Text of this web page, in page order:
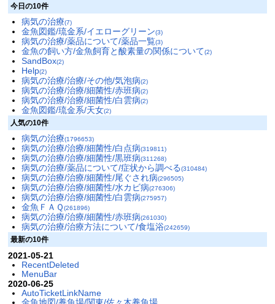
今日の10件
病気の治療(7)
金魚図鑑/琉金系/イエローグリーン(3)
病気の治療/薬品について/薬品一覧(3)
金魚の飼い方/金魚飼育と酸素量の関係について(2)
SandBox(2)
Help(2)
病気の治療/治療/その他/気泡病(2)
病気の治療/治療/細菌性/赤班病(2)
病気の治療/治療/細菌性/白雲病(2)
金魚図鑑/琉金系/天女(2)
人気の10件
病気の治療(1796653)
病気の治療/治療/細菌性/白点病(319811)
病気の治療/治療/細菌性/黒班病(311268)
病気の治療/薬品について/症状から調べる(310484)
病気の治療/治療/細菌性/尾ぐされ病(296505)
病気の治療/治療/細菌性/水カビ病(276306)
病気の治療/治療/細菌性/白雲病(275957)
金魚ＦＡＱ(261896)
病気の治療/治療/細菌性/赤班病(261030)
病気の治療/治療方法について/食塩浴(242659)
最新の10件
2021-05-21
RecentDeleted
MenuBar
2020-06-25
AutoTicketLinkName